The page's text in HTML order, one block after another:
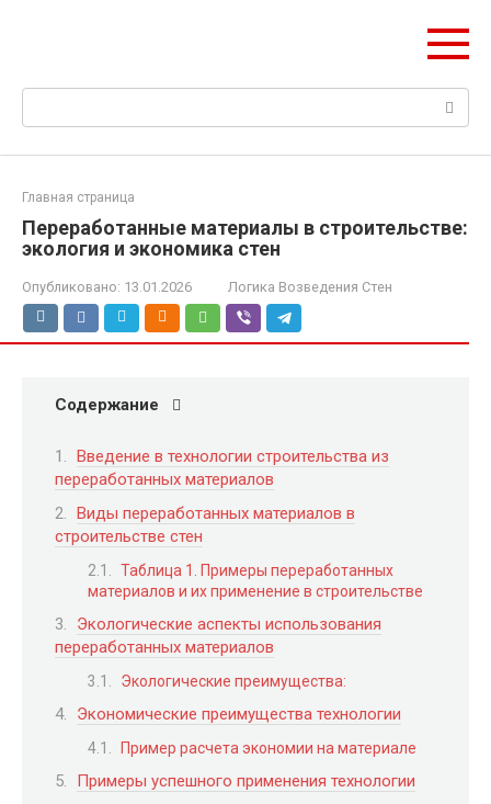
Поиск:
Главная страница
Переработанные материалы в строительстве:
экология и экономика стен
Опубликовано: 13.01.2026 Логика Возведения Стен
Содержание
Введение в технологии строительства из
переработанных материалов
Виды переработанных материалов в
строительстве стен
Таблица 1. Примеры переработанных
материалов и их применение в строительстве
Экологические аспекты использования
переработанных материалов
Экологические преимущества:
Экономические преимущества технологии
Пример расчета экономии на материале
Примеры успешного применения технологии